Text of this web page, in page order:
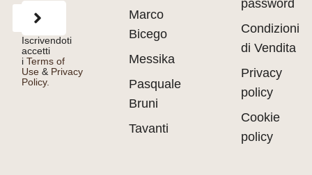
Iscrivendoti
accetti
iTerms of
Use & Privacy
Policy.
Marco
Bicego
Messika
Pasquale
Bruni
Tavanti
password
Condizioni
di Vendita
Privacy
policy
Cookie
policy